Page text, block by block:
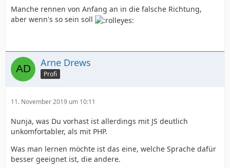
Manche rennen von Anfang an in die falsche Richtung,
aber wenn's so sein soll
Arne Drews
Profi
11. November 2019 um 10:11
Nunja, was Du vorhast ist allerdings mit JS deutlich
unkomfortabler, als mit PHP.
Was man lernen möchte ist das eine, welche Sprache dafür
besser geeignet ist, die andere.